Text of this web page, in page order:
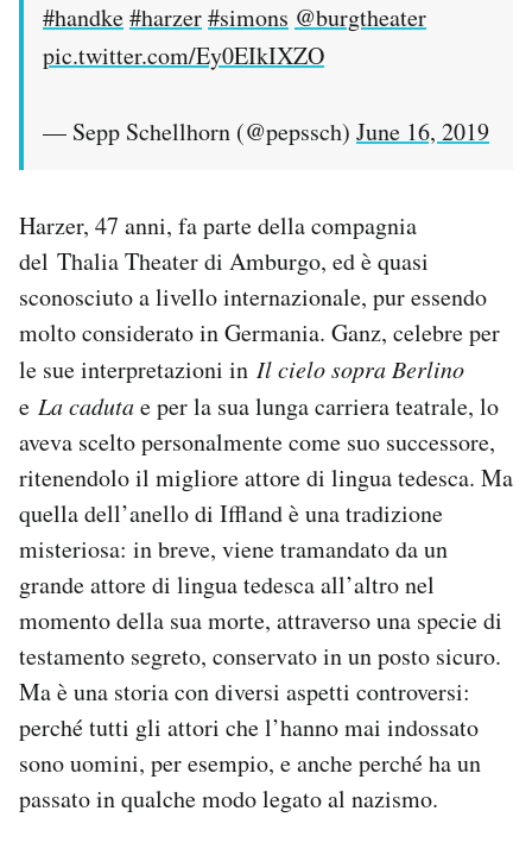
#handke#harzer#simons @burgtheater
pic.twitter.com/Ey0EIkIXZO
— Sepp Schellhorn (@pepssch) June 16, 2019
Harzer, 47 anni, fa parte della compagnia
del Thalia Theater di Amburgo, ed è quasi
sconosciuto a livello internazionale, pur essendo
molto considerato in Germania. Ganz, celebre per
le sue interpretazioni in Il cielo sopra Berlino
e La cadutae per la sua lunga carriera teatrale, lo
aveva scelto personalmente come suo successore,
ritenendolo il migliore attore di lingua tedesca. Ma
quella dell’anello di Iffland è una tradizione
misteriosa: in breve, viene tramandato da un
grande attore di lingua tedesca all’altro nel
momento della sua morte, attraverso una specie di
testamento segreto, conservato in un posto sicuro.
Ma è una storia con diversi aspetti controversi:
perché tutti gli attori che l’hanno mai indossato
sono uomini, per esempio, e anche perché ha un
passato in qualche modo legato al nazismo.